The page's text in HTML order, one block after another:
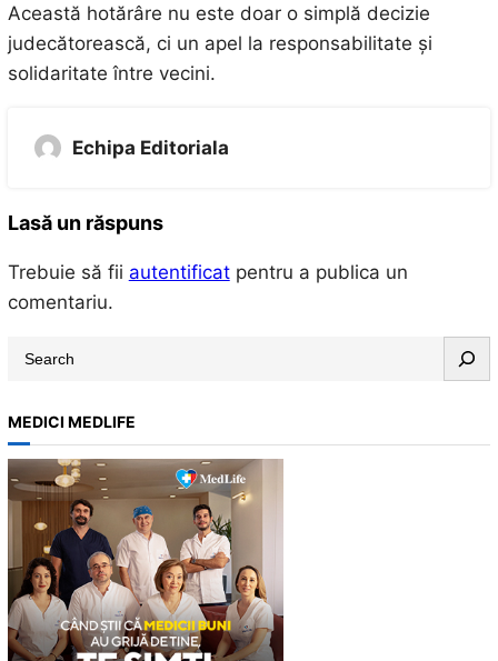
Această hotărâre nu este doar o simplă decizie
judecătorească, ci un apel la responsabilitate și
solidaritate între vecini.
Echipa Editoriala
Lasă un răspuns
Trebuie să fii autentificatpentru a publica un
comentariu.
r
c
h
MEDICI MEDLIFE